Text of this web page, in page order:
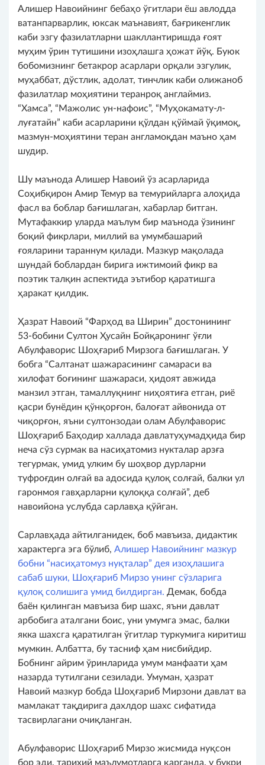
Алишер Навоийнинг бебаҳо ўгитлари ёш авлодда
ватанпарварлик, юксак маънавият, бағрикенглик
каби эзгу фазилатларни шакллантиришда ғоят
муҳим ўрин тутишини изоҳлашга ҳожат йўқ. Буюк
бобомизнинг бетакрор асарлари орқали эзгулик,
муҳаббат, дўстлик, адолат, тинчлик каби олижаноб
фазилатлар моҳиятини теранроқ англаймиз.
“Хамса”, “Мажолис ун-нафоис”, “Mуҳокамату-л-
луғатайн” каби асарларини қўлдан қўймай ўқимоқ,
мазмун-моҳиятини теран англамоқдан маъно ҳам
шудир.
Шу маънода Алишер Навоий ўз асарларида
Соҳибқирон Амир Темур ва темурийларга алоҳида
фасл ва боблар бағишлаган, хабарлар битган.
Мутафаккир уларда маълум бир маънода ўзининг
боқий фикрлари, миллий ва умумбашарий
ғояларини тараннум қилади. Мазкур мақолада
шундай боблардан бирига ижтимоий фикр ва
поэтик талқин аспектида эътибор қаратишга
ҳаракат қилдик.
Ҳазрат Навоий “Фарҳод ва Ширин” достонининг
53-бобини Султон Ҳусайн Бойқаронинг ўғли
Абулфаворис Шоҳғариб Мирзога бағишлаган. У
бобга “Салтанат шажарасининг самараси ва
хилофат боғининг шажараси, ҳидоят авжида
манзил этган, тамаллуқнинг ниҳоятиға етган, риё
қасри бунёдин қўнқорғон, балоғат айвонида от
чиқорғон, яъни султонзодаи олам Абулфаворис
Шоҳғариб Баҳодир халлада давлатуҳумадҳида бир
неча сўз сурмак ва насиҳатомиз нукталар арзға
тегурмак, умид улким бу шоҳвор дурларни
туфроғдин олғай ва адосида қулоқ солғай, балки ул
гаронмоя гавҳарларни қулоққа солғай”, деб
навоийона услубда сарлавҳа қўйган.
Сарлавҳада айтилганидек, боб мавъиза, дидактик
характерга эга бўлиб, Алишер Навоийнинг мазкур
бобни “насиҳатомуз нуқталар” дея изоҳлашига
сабаб шуки, Шоҳғариб Мирзо унинг сўзларига
қулоқ солишига умид билдирган. Демак, бобда
баён қилинган мавъиза бир шахс, яъни давлат
арбобига аталгани боис, уни умумга эмас, балки
якка шахсга қаратилган ўгитлар туркумига киритиш
мумкин. Албатта, бу тасниф ҳам нисбийдир.
Бобнинг айрим ўринларида умум манфаати ҳам
назарда тутилгани сезилади. Умуман, ҳазрат
Навоий мазкур бобда Шоҳғариб Мирзони давлат ва
мамлакат тақдирига дахлдор шахс сифатида
тасвирлагани очиқланган.
Абулфаворис Шоҳғариб Мирзо жисмида нуқсон
бор эди, тарихий маълумотларга қарганда, у букри